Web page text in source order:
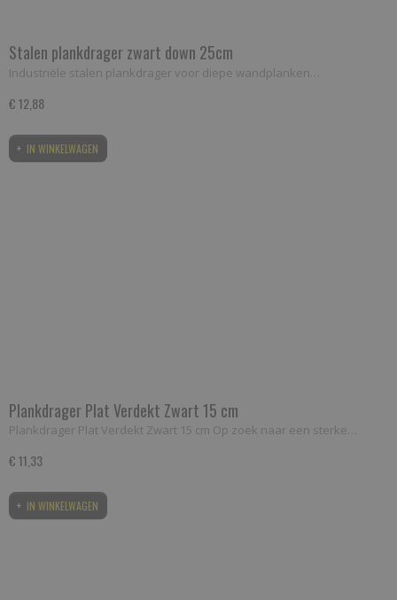
Stalen plankdrager zwart down 25cm
Industriële stalen plankdrager voor diepe wandplanken…
€ 12,88
IN WINKELWAGEN
Plankdrager Plat Verdekt Zwart 15 cm
Plankdrager Plat Verdekt Zwart 15 cm Op zoek naar een sterke…
€ 11,33
IN WINKELWAGEN